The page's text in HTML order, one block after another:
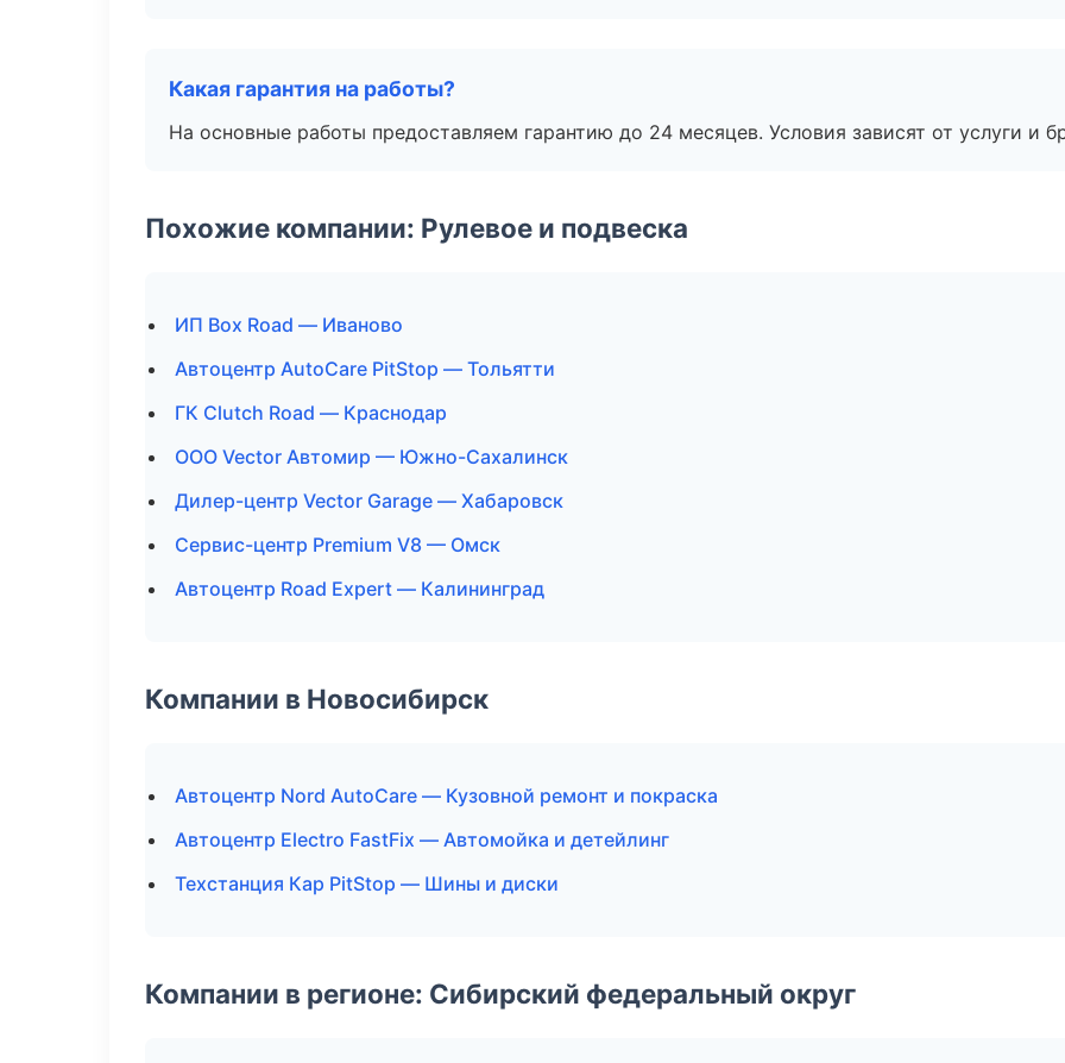
Какая гарантия на работы?
На основные работы предоставляем гарантию до 24 месяцев. Условия зависят от услуги и
Похожие компании: Рулевое и подвеска
ИП Box Road — Иваново
Автоцентр AutoCare PitStop — Тольятти
ГК Clutch Road — Краснодар
ООО Vector Автомир — Южно-Сахалинск
Дилер-центр Vector Garage — Хабаровск
Сервис-центр Premium V8 — Омск
Автоцентр Road Expert — Калининград
Компании в Новосибирск
Автоцентр Nord AutoCare — Кузовной ремонт и покраска
Автоцентр Electro FastFix — Автомойка и детейлинг
Техстанция Кар PitStop — Шины и диски
Компании в регионе: Сибирский федеральный округ